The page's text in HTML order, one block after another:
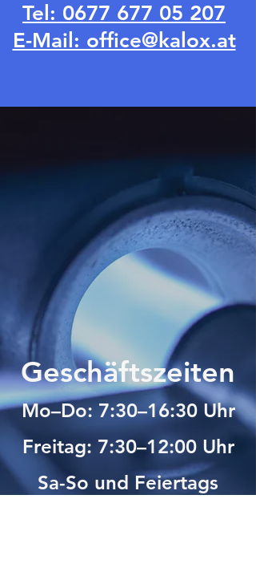
Tel: 0677 677 05 207
E-Mail: office@kalox.at
Geschäftszeiten
Mo–Do: 7:30–16:30 Uhr
Freitag: 7:30–12:00 Uhr
Sa-So und Feiertags